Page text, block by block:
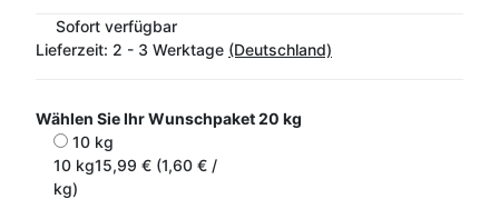
Sofort verfügbar
Lieferzeit: 2 - 3 Werktage (Deutschland)
Wählen Sie Ihr Wunschpaket20 kg
10 kg
10 kg15,99 € (1,60 € /
kg)